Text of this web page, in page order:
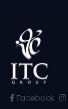
Facebook